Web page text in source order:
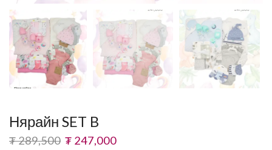
Нярайн SET B
₮289,500 ₮ 247,000